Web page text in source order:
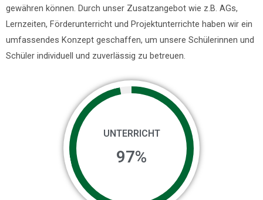
gewähren können. Durch unser Zusatzangebot wie z.B. AGs,
Lernzeiten, Förderunterricht und Projektunterrichte haben wir ein
umfassendes Konzept geschaffen, um unsere Schülerinnen und
Schüler individuell und zuverlässig zu betreuen.
UNTERRICHT
97%